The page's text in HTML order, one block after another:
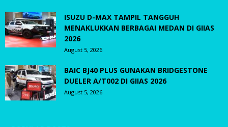
ISUZU D-MAX TAMPIL TANGGUH
MENAKLUKKAN BERBAGAI MEDAN DI GIIAS
2026
August 5, 2026
BAIC BJ40 PLUS GUNAKAN BRIDGESTONE
DUELER A/T002 DI GIIAS 2026
August 5, 2026